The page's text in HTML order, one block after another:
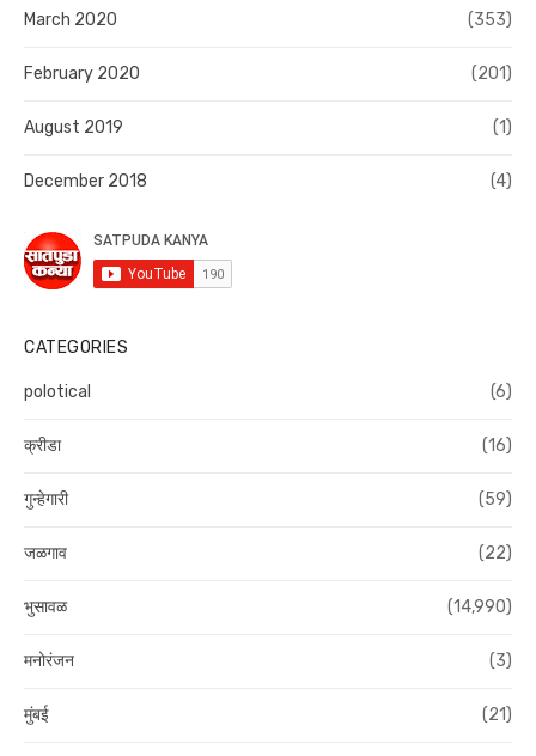
March 2020 (353)
February 2020 (201)
August 2019 (1)
December 2018 (4)
CATEGORIES
polotical (6)
क्रीडा (16)
गुन्हेगारी (59)
जळगाव (22)
भुसावळ (14,990)
मनोरंजन (3)
मुंबई (21)